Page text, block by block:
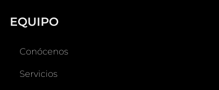
EQUIPO
Conócenos
Servicios